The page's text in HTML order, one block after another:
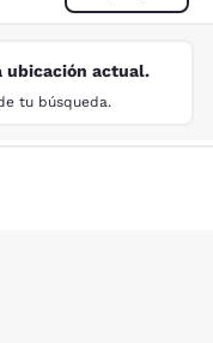
ubicación actual.
tu búsqueda.